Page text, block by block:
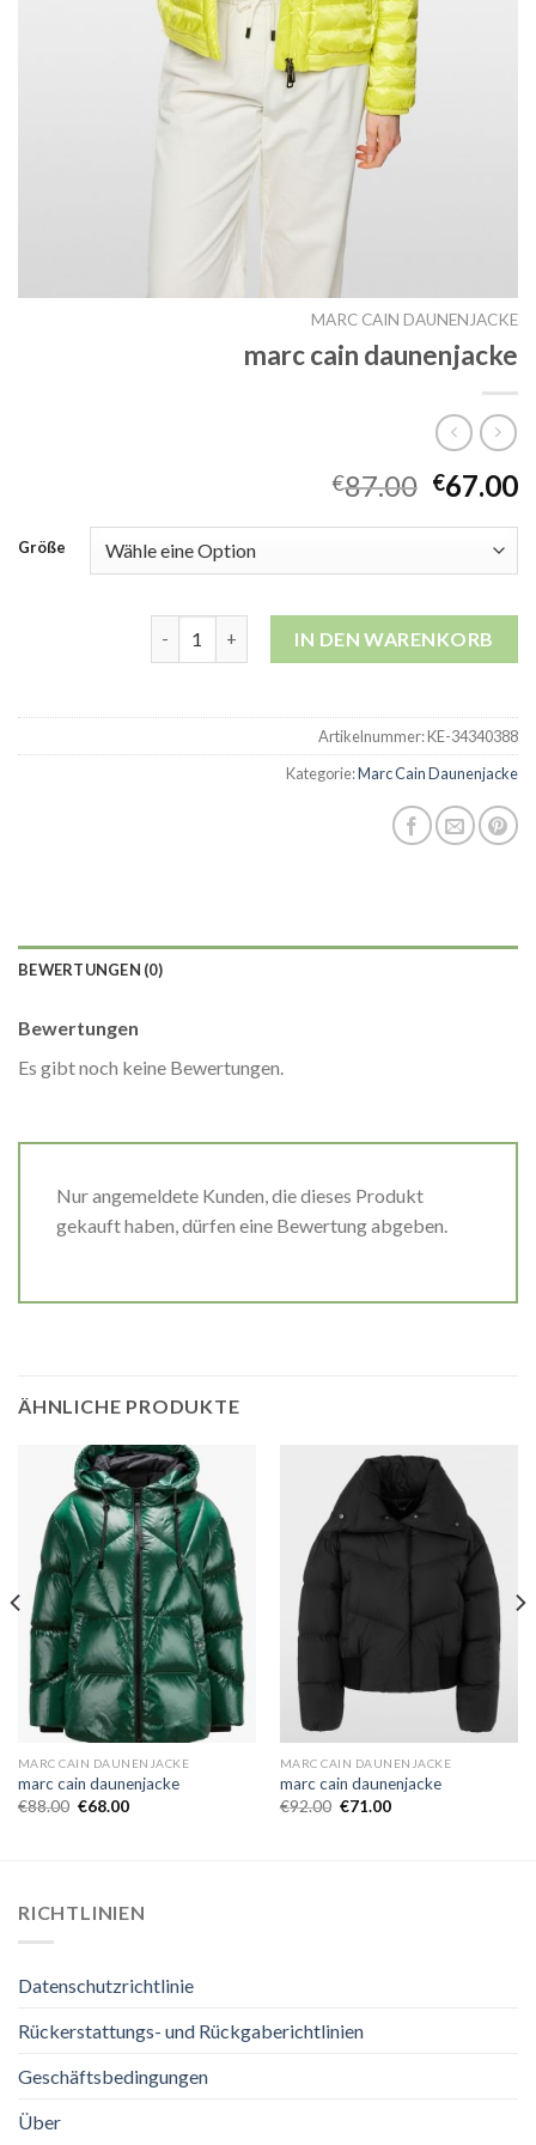
MARC CAIN DAUNENJACKE
marc cain daunenjacke
€87.00 €67.00
Größe
IN DEN WARENKORB
Artikelnummer:KE-34340388
Kategorie:Marc Cain Daunenjacke
BEWERTUNGEN (0)
Bewertungen
Es gibt noch keine Bewertungen.
Nur angemeldete Kunden, die dieses Produkt
gekauft haben, dürfen eine Bewertung abgeben.
ÄHNLICHE PRODUKTE
MARC CAIN DAUNENJACKE
marc cain daunenjacke
€88.00 €68.00
MARC CAIN DAUNENJACKE
marc cain daunenjacke
€92.00 €71.00
RICHTLINIEN
Datenschutzrichtlinie
Rückerstattungs- und Rückgaberichtlinien
Geschäftsbedingungen
Über